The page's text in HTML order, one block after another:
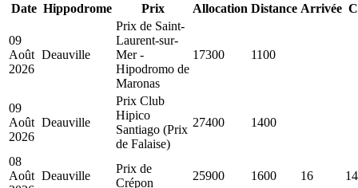
Date Hippodrome Prix Allocation Distance Arrivée
09
Août
2026
Deauville
Prix de Saint-
Laurent-sur-
Mer -
Hipodromo de
Maronas
17300 1100
09
Août
2026
Deauville
Prix Club
Hipico
Santiago (Prix
de Falaise)
27400 1400
08
Août Deauville
Prix de
Crépon
25900 1600 16